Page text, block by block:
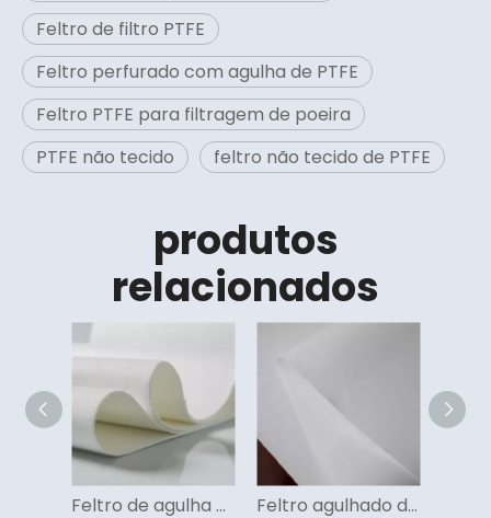
Feltro de filtro PTFE
Feltro perfurado com agulha de PTFE
Feltro PTFE para filtragem de poeira
PTFE não tecido
feltro não tecido de PTFE
produtos
relacionados
Feltro de agulha de polipropileno (PP) Feltro agulhado de poliéster (PE)